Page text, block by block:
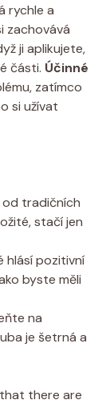
rychle a
zachovává
ji aplikujete,
části. Účinné
zatímco
si užívat
od tradičních
stačí jen
hlásí pozitivní
byste měli
na
je šetrná a
there are